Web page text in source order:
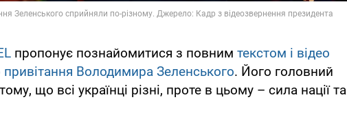
пропонує познайомитися з повним текстом і відео
привітання Володимира Зеленського. Його головний
що всі українці різні, проте в цьому – сила нації та